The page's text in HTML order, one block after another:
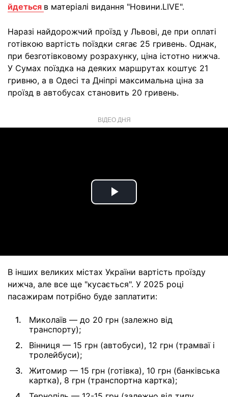
йдеться в матеріалі видання "Новини.LIVE".
Наразі найдорожчий проїзд у Львові, де при оплаті
готівкою вартість поїздки сягає 25 гривень. Однак,
при безготівковому розрахунку, ціна істотно нижча.
У Сумах поїздка на деяких маршрутах коштує 21
гривню, а в Одесі та Дніпрі максимальна ціна за
проїзд в автобусах становить 20 гривень.
ВІДЕО ДНЯ
Play
В інших великих містах України вартість проїзду
нижча, але все ще "кусається". У 2025 році
пасажирам потрібно буде заплатити:
Миколаїв — до 20 грн (залежно від
транспорту);
Вінниця — 15 грн (автобуси), 12 грн (трамваї і
тролейбуси);
Житомир — 15 грн (готівка), 10 грн (банківська
картка), 8 грн (транспортна картка);